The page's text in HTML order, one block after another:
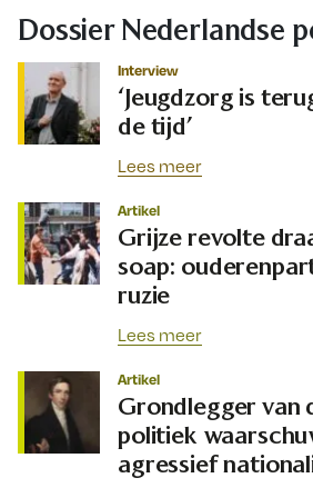
Dossier Nederlandse
Interview
‘Jeugdzorg is
de tijd’
Lees meer
Artikel
Grijze revolte
soap:
ruzie
Lees meer
Artikel
Grondlegger van
politiek
agressief